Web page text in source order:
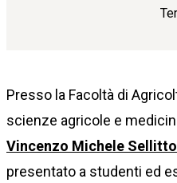
Presso la Facoltà di
scienze agricole e
Vincenzo Michele Sellitto
presentato a studenti ed